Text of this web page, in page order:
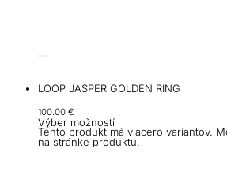
LOOP JASPER GOLDEN RING
100.00 €
Výber možností
Tento produkt má viacero variantov.
na stránke produktu.